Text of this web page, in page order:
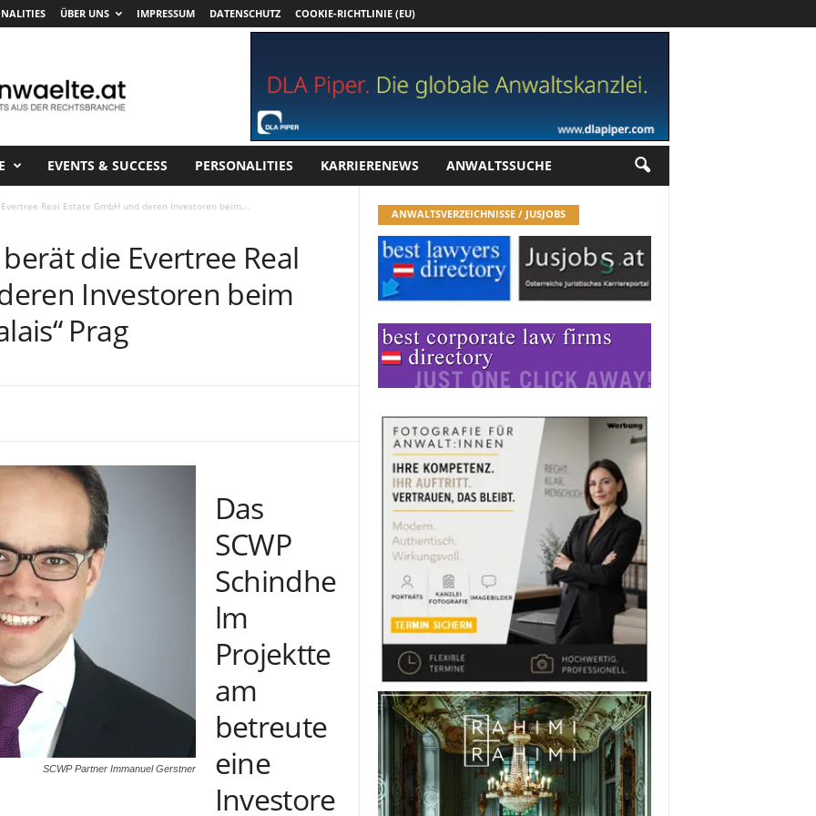
ÜBER UNS IMPRESSUM DATENSCHUTZ COOKIE-RICHTLINIE (EU)
EVENTS & SUCCESS PERSONALITIES KARRIERENEWS ANWALTSSUCHE
Real Estate GmbH und deren Investoren beim...
die Evertree Real
Investoren beim
Prag
SCWP Partner Immanuel Gerstner
Das
SCWP
Schindhe
lm
Projektte
am
betreute
eine
Investore
ANWALTSVERZEICHNISSE / JUSJOBS